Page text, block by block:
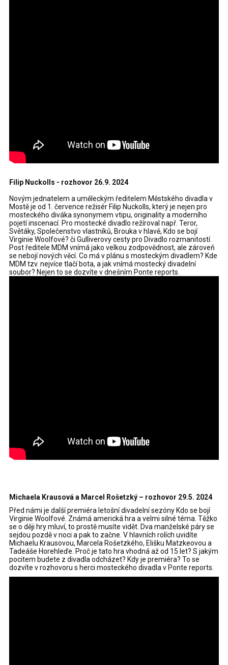
Filip Nuckolls - rozhovor 26.9. 2024
Novým jednatelem a uměleckým ředitelem Městského divadla v
Mostě je od 1. července režisér Filip Nuckolls, který je nejen pro
mosteckého diváka synonymem vtipu, originality a moderního
pojetí inscenací. Pro mostecké divadlo režíroval např. Teror,
Světáky, Společenstvo vlastníků, Brouka v hlavě, Kdo se bojí
Virginie Woolfové? či Gulliverovy cesty pro Divadlo rozmanitostí.
Post ředitele MDM vnímá jako velkou zodpovědnost, ale zároveň
se nebojí nových věcí. Co má v plánu s mosteckým divadlem? Kde
MDM tzv. nejvíce tlačí bota, a jak vnímá mostecký divadelní
soubor? Nejen to se dozvíte v dnešním Ponte reports.
Michaela Krausová a Marcel Rošetzký – rozhovor 29.5. 2024
Před námi je další premiéra letošní divadelní sezóny Kdo se bojí
Virginie Woolfové. Známá americká hra a velmi silné téma. Těžko
se o ději hry mluví, to prostě musíte vidět. Dva manželské páry se
sejdou pozdě v noci a pak to začne. V hlavních rolích uvidíte
Michaelu Krausovou, Marcela Rošetzkého, Elišku Matzkeovou a
Tadeáše Horehleďe. Proč je tato hra vhodná až od 15 let? S jakým
pocitem budete z divadla odcházet? Kdy je premiéra? To se
dozvíte v rozhovoru s herci mosteckého divadla v Ponte reports.